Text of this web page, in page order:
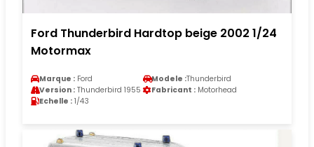
Ford Thunderbird Hardtop beige 2002 1/24
Motormax
Marque : Ford Modele :Thunderbird
Version : Thunderbird 1955 Fabricant : Motorhead
Echelle : 1/43